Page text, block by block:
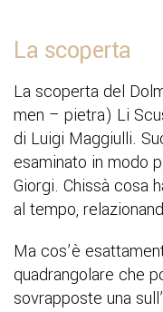
La scoperta
La scoperta del
men – pietra) Li
di Luigi Maggiulli.
esaminato in modo
Giorgi. Chissà cosa
al tempo,
Ma cos’è
quadrangolare che
sovrapposte una